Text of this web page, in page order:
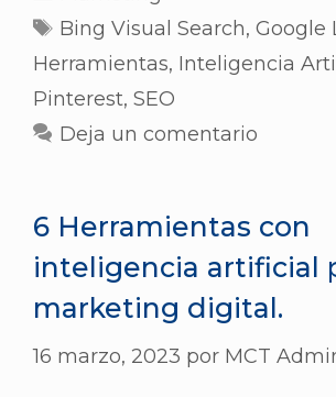
Bing Visual Search, Google
Herramientas, Inteligencia
Pinterest, SEO
Deja un comentario
6 Herramientas con
inteligencia artificial
marketing digital.
16 marzo, 2023 por MCT